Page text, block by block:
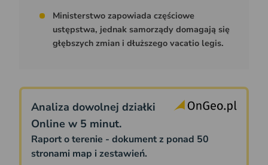
Ministerstwo zapowiada częściowe
ustępstwa, jednak samorządy domagają się
głębszych zmian i dłuższego vacatio legis.
Analiza dowolnej działki
Online w 5 minut.
Raport o terenie - dokument z ponad 50
stronami map i zestawień.